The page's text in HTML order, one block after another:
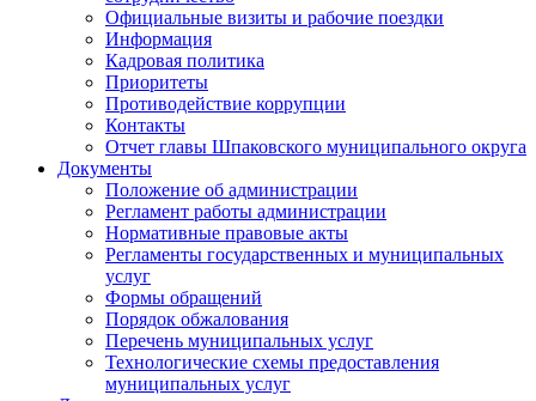
Официальные визиты и рабочие поездки
Информация
Кадровая политика
Приоритеты
Противодействие коррупции
Контакты
Отчет главы Шпаковского муниципального округа
Документы
Положение об администрации
Регламент работы администрации
Нормативные правовые акты
Регламенты государственных и муниципальных
услуг
Формы обращений
Порядок обжалования
Перечень муниципальных услуг
Технологические схемы предоставления
муниципальных услуг